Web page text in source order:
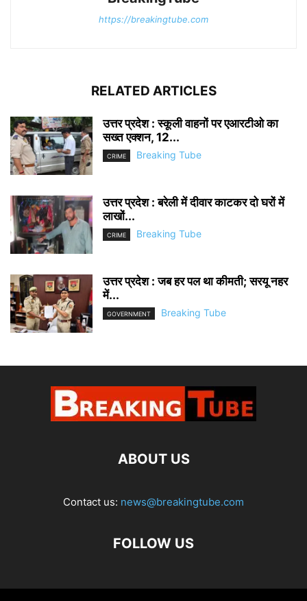
https://breakingtube.com
RELATED ARTICLES
उत्तर प्रदेश : स्कूली वाहनों पर एआरटीओ का
सख्त एक्शन, 12...
CRIME Breaking Tube
उत्तर प्रदेश : बरेली में दीवार काटकर दो घरों में
लाखों...
CRIME Breaking Tube
उत्तर प्रदेश : जब हर पल था कीमती; सरयू नहर
में...
GOVERNMENT Breaking Tube
ABOUT US
Contact us: news@breakingtube.com
FOLLOW US